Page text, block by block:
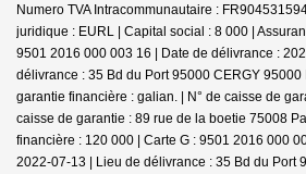
Numero TVA Intracommunautaire :
juridique : EURL | Capital social : 8 000 |
9501 2016 000 003 16 | Date de délivrance :
délivrance : 35 Bd du Port 95000 CERGY 95000
garantie financière : galian. | N° de caisse de
caisse de garantie : 89 rue de la boetie 75008
financière : 120 000 | Carte G : 9501 2016 000
2022-07-13 | Lieu de délivrance : 35 Bd du Port